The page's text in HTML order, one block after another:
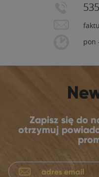
pon
Zapisz się do
otrzymuj